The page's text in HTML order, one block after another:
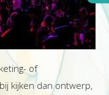
of
kijken dan ontwerp,